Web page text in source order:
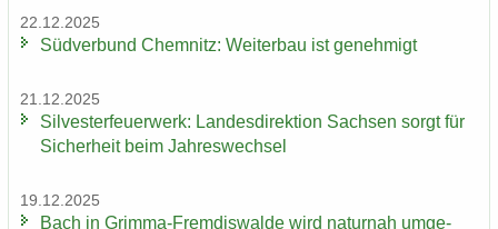
22.12.2025
Süd­ver­bund Chem­nitz: Wei­ter­bau ist ge­neh­migt
21.12.2025
Sil­ves­ter­feu­er­werk: Lan­des­di­rek­ti­on Sach­sen sorgt für
Si­cher­heit beim Jah­res­wech­sel
19.12.2025
Bach in Grimma-​Fremdiswalde wird na­tur­nah um­ge­